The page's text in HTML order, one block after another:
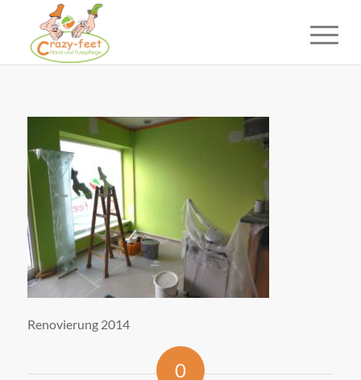
Renovierung 2014
0